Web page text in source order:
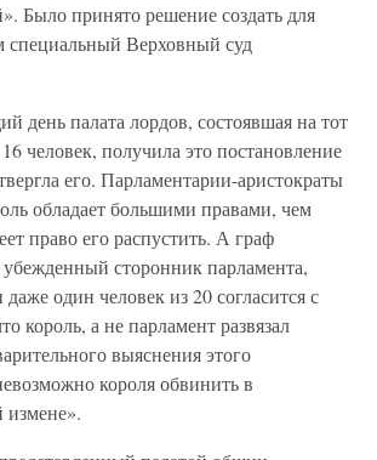
Было принято решение создать для
специальный Верховный суд
день палата лордов, состоявшая на тот
человек, получила это постановление
его. Парламентарии-аристократы
обладает большими правами, чем
право его распустить. А граф
сторонник парламента,
один человек из 20 согласится с
король, а не парламент развязал
выяснения этого
короля обвинить в
измене».